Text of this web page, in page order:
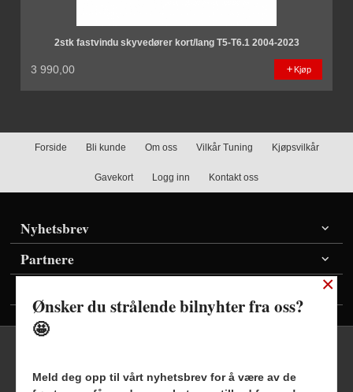
2stk fastvindu skyvedører kort/lang T5-T6.1 2004-2023
3 990,00 Kjøp
Forside Bli kunde Om oss Vilkår Tuning Kjøpsvilkår
Gavekort Logg inn Kontakt oss
Nyhetsbrev
Partnere
×
Ønsker du strålende bilnyhter fra oss?
🤩
Meld deg opp til vårt nyhetsbrev for å være av de